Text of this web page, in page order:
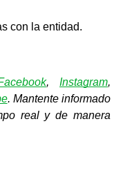
con la entidad.
, Instagram,
. Mantente informado
real y de manera